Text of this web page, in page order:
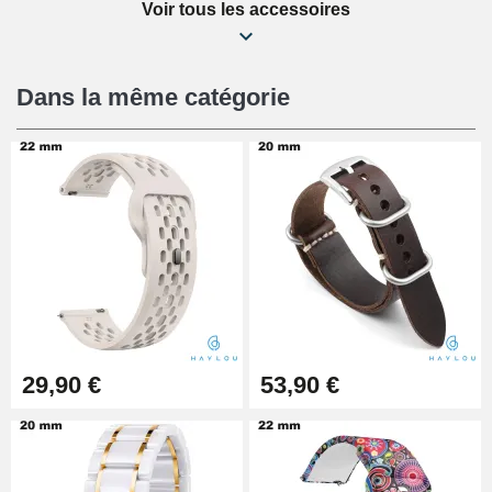
Kit Réparation Montre Débutant
16,90 €
Pied à Coulisse Numérique
9,90 €
Kit Horlogerie Débutant
26,90 €
Boîte Pompe Bracelet Montre -
Diamètre 1,50 mm - 8 à 25 mm
14,08 €
Boîte Pompe pour Bracelet
Voir tous les accessoires
Dans la même catégorie
29,90 € 53,90 €